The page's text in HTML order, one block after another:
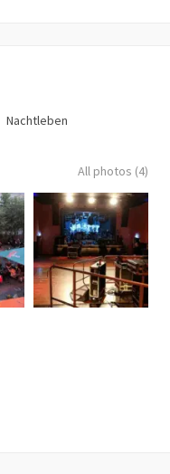
Nachtleben
All photos (4)